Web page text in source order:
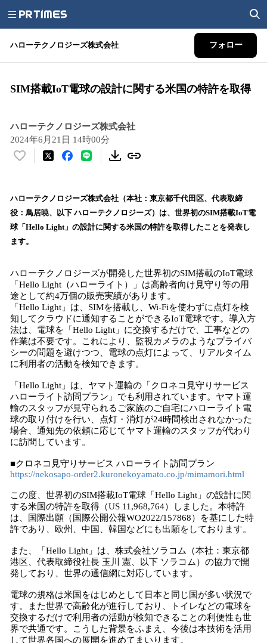
ハローテクノロジーズ株式会社 フォロー
SIM搭載IoT電球の設計に関する米国の特許を取得
ハローテクノロジーズ株式会社
2024年6月21日 14時00分
い
！
数
を
読
み
み
中
で
す
ハローテクノロジーズ株式会社（本社：東京都千代田区、代表取締
役：鳥居暁、以下 ハローテクノロジーズ）は、世界初のSIM搭載IoT電
球「Hello Light」の設計に関する米国の特許を取得したことを発表し
ます。
ハローテクノロジーズが開発した世界初のSIM搭載のIoT電球
「Hello Light（ハローライト）」は高齢者向け見守り等の用
途として約4万個の販売実績があります。
「Hello Light」は、SIMを搭載し、Wi-Fiを使わずに点灯を検
知してクラウドに通知することができるIoT電球です。導入方
法は、電球を「Hello Light」に交換するだけで、工事などの
作業は不要です。これにより、監視カメラのようなプライバ
シーの問題を避けつつ、電球の点灯によって、リアルタイム
に利用者の活動を検知できます。
「Hello Light」は、ヤマト運輸の「クロネコ見守りサービス
ハローライト訪問プラン」でも利用されています。ヤマト運
輸のスタッフが見守られるご家族のご自宅にハローライト電
球の取り付けを行い、点灯・消灯が24時間検出されなかった
場合、通知先の依頼に応じてヤマト運輸のスタッフが代わり
に訪問しています。
■クロネコ見守りサービス ハローライト訪問プラン
https://nekosapo-order2.kuronekoyamato.co.jp/mimamori.html
この度、世界初のSIM搭載IoT電球「Hello Light」の設計に関
する米国の特許を取得（US 11,968,764）しました。本特許
は、国際出願（国際公開公報WO2022/157868）を基にした特
許であり、欧州、中国、韓国などにも出願をしております。
また、「Hello Light」は、株式会社ソラコム（本社：東京都
港区、代表取締役社長 玉川 憲、以下 ソラコム）の協力で開
発しており、世界の通信網に対応しています。
電球の規格は米国をはじめとして日本と同じ国が多い状況で
す。また世界で高齢化が進行しており、トイレなどの電球を
交換するだけで利用者の活動が検知できることの利便性も世
界で共通です。こうした背景をふまえ、今後は本技術を活用
して世界各国への展開を進めてまいります。